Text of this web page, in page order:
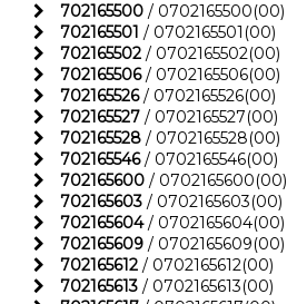
702165500 / 0702165500(00)
702165501 / 0702165501(00)
702165502 / 0702165502(00)
702165506/ 0702165506(00)
702165526/ 0702165526(00)
702165527 / 0702165527(00)
702165528 / 0702165528(00)
702165546/ 0702165546(00)
702165600 / 0702165600(00)
702165603 / 0702165603(00)
702165604/ 0702165604(00)
702165609 / 0702165609(00)
702165612 / 0702165612(00)
702165613 / 0702165613(00)